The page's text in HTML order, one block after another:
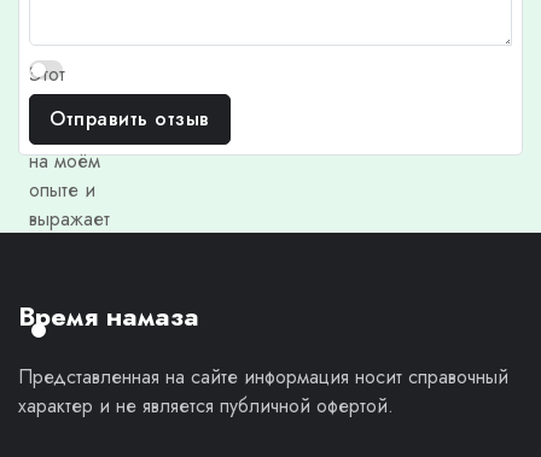
Этот
отзыв
основан
на моём
опыте и
выражает
мнение.
Отправить отзыв
Время намаза
Представленная на сайте информация носит справочный
характер и не является публичной офертой.